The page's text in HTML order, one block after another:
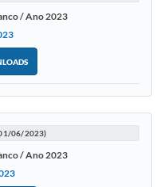
/ Ano 2023
06/2023)
/ Ano 2023